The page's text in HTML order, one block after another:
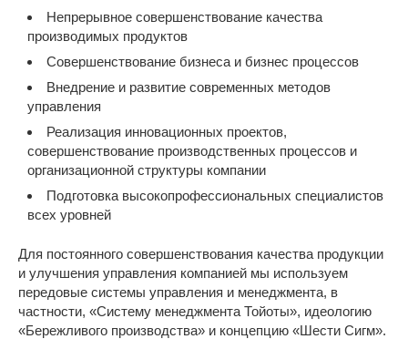
Непрерывное совершенствование качества
производимых продуктов
Совершенствование бизнеса и бизнес процессов
Внедрение и развитие современных методов
управления
Реализация инновационных проектов,
совершенствование производственных процессов и
организационной структуры компании
Подготовка высокопрофессиональных специалистов
всех уровней
Для постоянного совершенствования качества продукции
и улучшения управления компанией мы используем
передовые системы управления и менеджмента, в
частности, «Систему менеджмента Тойоты», идеологию
«Бережливого производства» и концепцию «Шести Сигм».